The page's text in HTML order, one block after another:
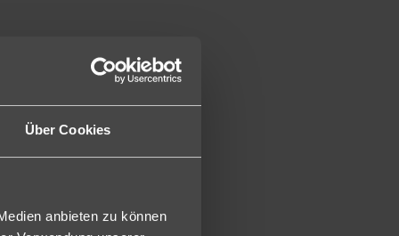
Über Cookies
anbieten zu können
jeder sein perfektes Rutsch-Erlebnis! Wenn Ihnen das
und 2 Einzelbetten zur Verfügung (ca. 35m², WM0).